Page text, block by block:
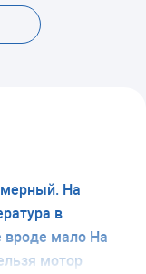
На
в
вроде мало На
мотор